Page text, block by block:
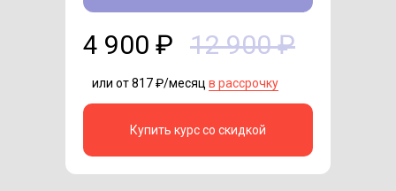
или от 817 ₽/месяц в рассрочку
12 900 ₽
4 900 ₽
Купить курс со скидкой